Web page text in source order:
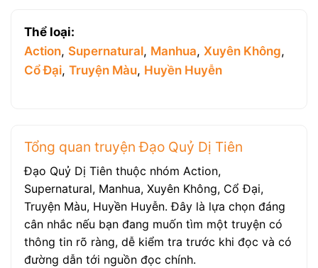
Thể loại:
Action, Supernatural, Manhua, Xuyên Không,
Cổ Đại, Truyện Màu, Huyền Huyễn
Tổng quan truyện Đạo Quỷ Dị Tiên
Đạo Quỷ Dị Tiên thuộc nhóm Action,
Supernatural, Manhua, Xuyên Không, Cổ Đại,
Truyện Màu, Huyền Huyễn. Đây là lựa chọn đáng
cân nhắc nếu bạn đang muốn tìm một truyện có
thông tin rõ ràng, dễ kiểm tra trước khi đọc và có
đường dẫn tới nguồn đọc chính.